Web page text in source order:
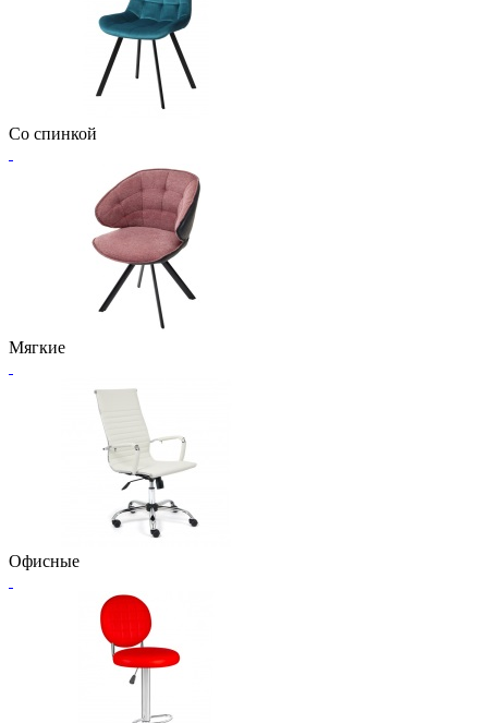
Со спинкой
Мягкие
Офисные